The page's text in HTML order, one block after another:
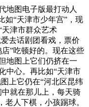
地图电子版最打动人
如“天津市少年宫”，现
津市群众艺术
去话剧团看戏，票价
”吃顿好的。现在这些
地图上它们仍挤在一
中心。再比如“天津市
上它仍在“河北区昆纬
就在那儿上，每天骑
老人下棋，小孩踢球。